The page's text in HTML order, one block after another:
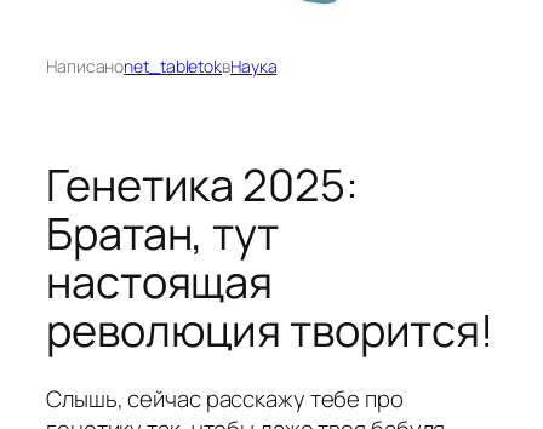
Написаноnet_tabletokвНаука
Генетика 2025:
Братан, тут
настоящая
революция творится!
Слышь, сейчас расскажу тебе про